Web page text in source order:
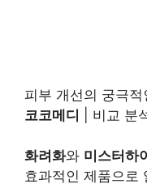
피부 개선의 궁극적
코코메디 | 비교 분
화려화와 미스터하
효과적인 제품으로